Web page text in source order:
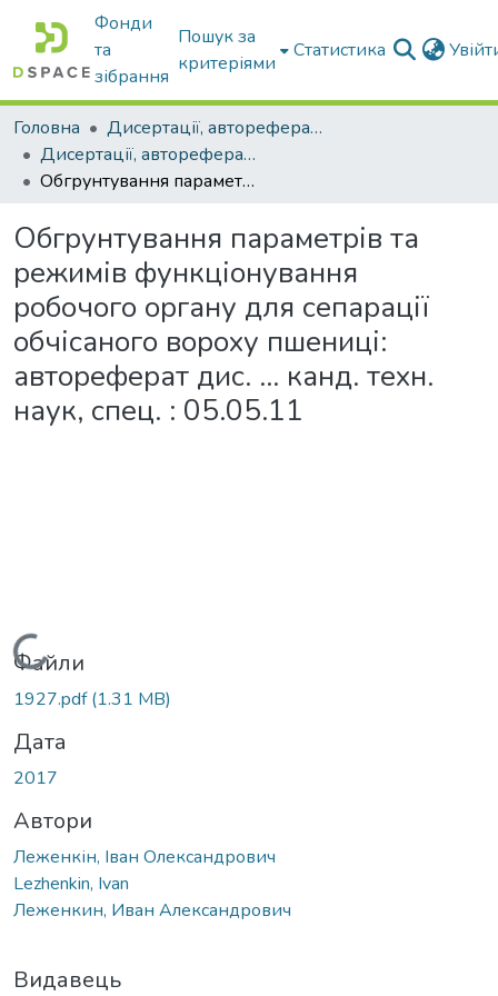
Фонди
та
зібрання
Пошук за
критеріями
Статистика
Головна
Дисертації, автореферати дисертацій
Дисертації, автореферати дисертацій
Обгрунтування параметрів та режимів функціонування робочого органу для сепарації обчісаного вороху пшениці: автореферат дис. ... канд. техн. наук, спец. : 05.05.11
Обгрунтування параметрів та
режимів функціонування
робочого органу для сепарації
обчісаного вороху пшениці:
автореферат дис. ... канд. техн.
наук, спец. : 05.05.11
Вантажиться...
Файли
1927.pdf(1.31 MB)
Дата
2017
Автори
Леженкін, Іван Олександрович
Lezhenkin, Ivan
Леженкин, Иван Александрович
Видавець